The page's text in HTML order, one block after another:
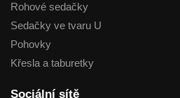
Rohové sedačky
Sedačky ve tvaru U
Pohovky
Křesla a taburetky
Sociální sítě